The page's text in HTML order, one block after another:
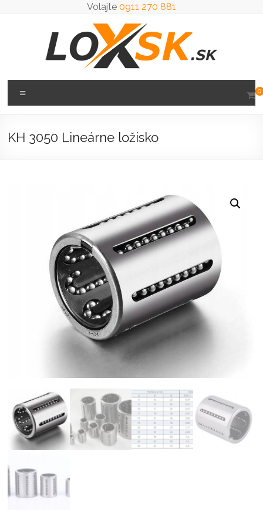
Volajte 0911 270 881
Loxsk
predaj
0
KH 3050 Lineárne ložisko